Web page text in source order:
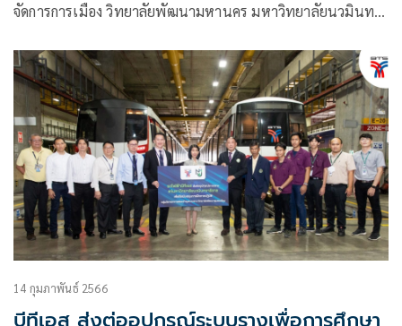
จัดการการเมือง วิทยาลัยพัฒนามหานคร มหาวิทยาลัยนวมินท
14 กุมภาพันธ์ 2566